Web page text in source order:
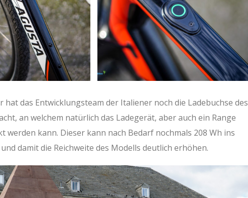
hat das Entwicklungsteam der Italiener noch die Ladebuchse des
an welchem natürlich das Ladegerät, aber auch ein Range
werden kann. Dieser kann nach Bedarf nochmals 208 Wh ins
damit die Reichweite des Modells deutlich erhöhen.